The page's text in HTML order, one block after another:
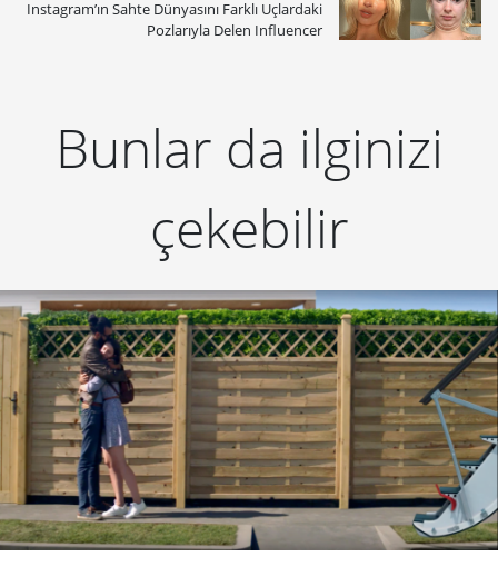
Instagram’ın Sahte Dünyasını Farklı Uçlardaki
Pozlarıyla Delen Influencer
Bunlar da ilginizi
çekebilir